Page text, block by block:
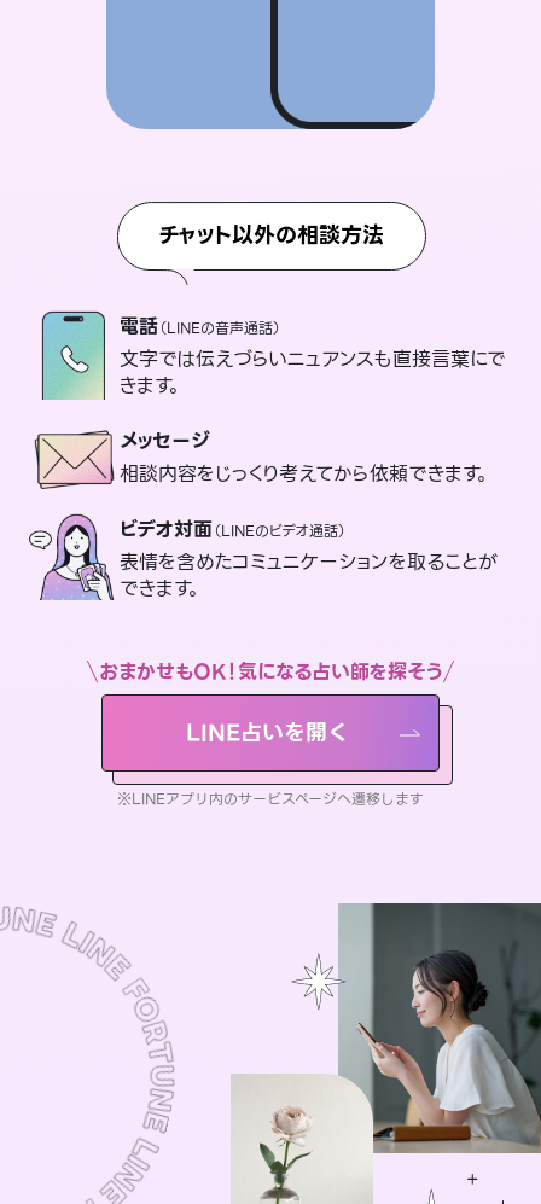
チャット以外の相談方法
電話（LINEの音声通話）
文字では伝えづらいニュアンスも直接言葉にで
きます。
メッセージ
相談内容をじっくり考えてから依頼できます。
ビデオ対面（LINEのビデオ通話）
表情を含めたコミュニケーションを取ることが
できます。
おまかせもOK！気になる占い師を探そう
LINE占いを開く
※LINEアプリ内のサービスページへ遷移します